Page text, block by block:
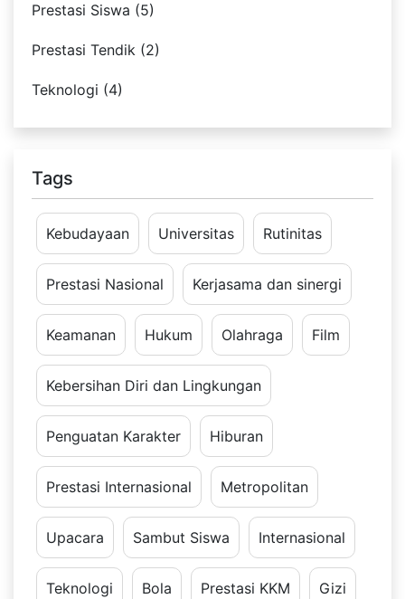
Prestasi Siswa (5)
Prestasi Tendik (2)
Teknologi (4)
Tags
Kebudayaan Universitas Rutinitas
Prestasi Nasional Kerjasama dan sinergi
Keamanan Hukum Olahraga Film
Kebersihan Diri dan Lingkungan
Penguatan Karakter Hiburan
Prestasi Internasional Metropolitan
Upacara Sambut Siswa Internasional
Teknologi Bola Prestasi KKM Gizi